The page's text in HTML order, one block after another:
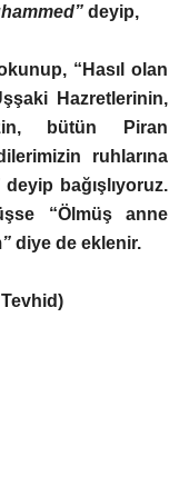
deyip,
“Hasıl olan
Hazretlerinin,
bütün Piran
ruhlarına
deyip bağışlıyoruz.
“Ölmüş anne
” diye de eklenir.